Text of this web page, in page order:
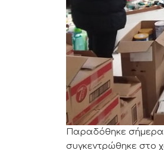
Παραδόθηκε σήμερα
συγκεντρώθηκε στο